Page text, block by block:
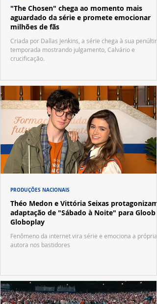
"The Chosen" chega ao momento mais
aguardado da série e promete emocionar
milhões de fãs
Criada por Dallas Jenkins, a série chega à sua
temporada mostrando julgamento, Calvário e
crucificação.
Théo Medon e Vittória Seixas protagonizam
adaptação de "Sábado à Noite" para Gloob e
Globoplay
Fenômeno da internet vira série e emociona a própria
autora nos bastidores
PRODUÇÕES NACIONAIS